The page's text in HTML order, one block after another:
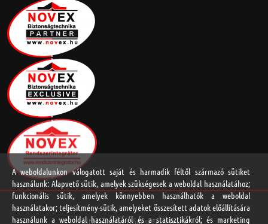
Általános Szerződési Feltételek
A weboldalunkon válogatott saját és harmadik féltől származó sütiket
használunk: Alapvető sütik, amelyek szükségesek a weboldal használatához;
funkcionális sütik, amelyek könnyebben használhatók a weboldal
használatakor; teljesítmény-sütik, amelyeket összesített adatok előállítására
használunk a weboldal használatáról és a statisztikákról; és marketing